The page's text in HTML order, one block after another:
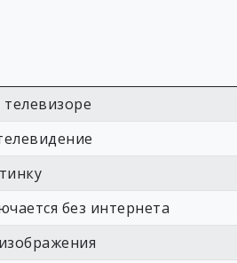
без интернета